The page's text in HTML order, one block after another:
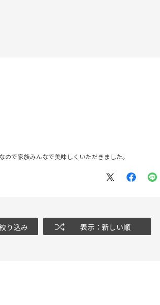
で家族みんなで美味しくいただきました。
り込み 表示：新しい順